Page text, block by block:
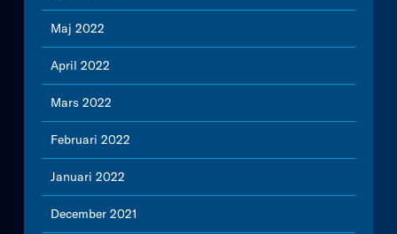
Maj 2022
April 2022
Mars 2022
Februari 2022
Januari 2022
December 2021